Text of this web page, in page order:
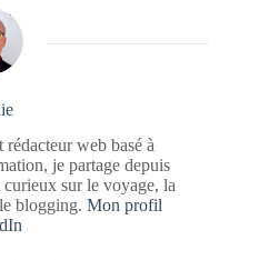
web basé à
je partage depuis
sur le voyage, la
blogging. Mon profil